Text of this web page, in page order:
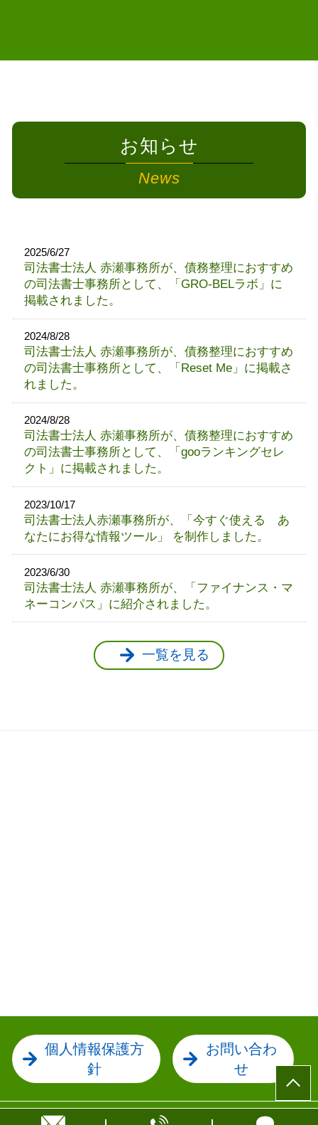
お知らせ
News
2025/6/27
司法書士法人 赤瀬事務所が、債務整理におすすめ
の司法書士事務所として、「GRO-BELラボ」に
掲載されました。
2024/8/28
司法書士法人 赤瀬事務所が、債務整理におすすめ
の司法書士事務所として、「Reset Me」に掲載さ
れました。
2024/8/28
司法書士法人 赤瀬事務所が、債務整理におすすめ
の司法書士事務所として、「gooランキングセレ
クト」に掲載されました。
2023/10/17
司法書士法人赤瀬事務所が、「今すぐ使える あ
なたにお得な情報ツール」 を制作しました。
2023/6/30
司法書士法人 赤瀬事務所が、「ファイナンス・マ
ネーコンパス」に紹介されました。
一覧を見る
個人情報保護方
針
お問い合わ
せ